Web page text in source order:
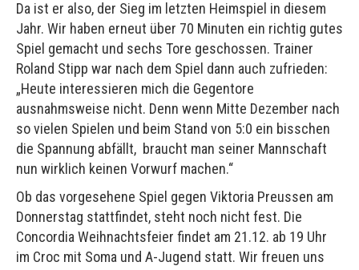
Da ist er also, der Sieg im letzten Heimspiel in diesem
Jahr. Wir haben erneut über 70 Minuten ein richtig gutes
Spiel gemacht und sechs Tore geschossen. Trainer
Roland Stipp war nach dem Spiel dann auch zufrieden:
„Heute interessieren mich die Gegentore
ausnahmsweise nicht. Denn wenn Mitte Dezember nach
so vielen Spielen und beim Stand von 5:0 ein bisschen
die Spannung abfällt, braucht man seiner Mannschaft
nun wirklich keinen Vorwurf machen.“
Ob das vorgesehene Spiel gegen Viktoria Preussen am
Donnerstag stattfindet, steht noch nicht fest. Die
Concordia Weihnachtsfeier findet am 21.12. ab 19 Uhr
im Croc mit Soma und A-Jugend statt. Wir freuen uns